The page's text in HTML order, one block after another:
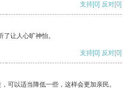
支持[0] 反对[0]
让人心旷神怡。
支持[0] 反对[0]
可以适当降低一些，这样会更加亲民。